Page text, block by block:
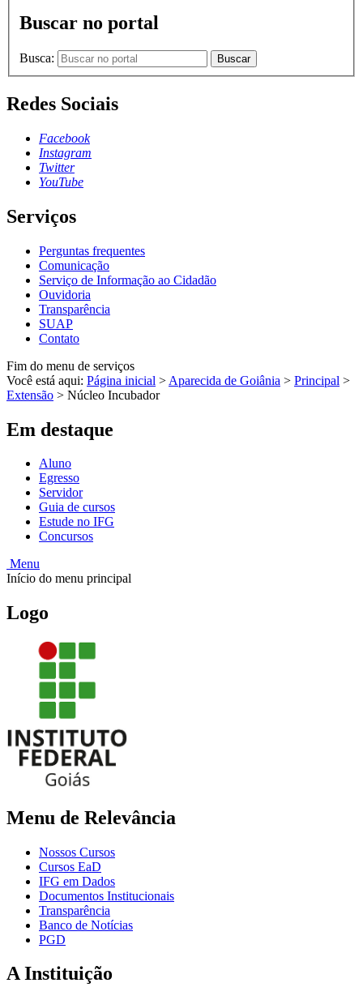
Buscar no portal
Busca: Buscar
Redes Sociais
Facebook
Instagram
Twitter
YouTube
Serviços
Perguntas frequentes
Comunicação
Serviço de Informação ao Cidadão
Ouvidoria
Transparência
SUAP
Contato
Fim do menu de serviços
Você está aqui: Página inicial > Aparecida de Goiânia > Principal >
Extensão > Núcleo Incubador
Em destaque
Aluno
Egresso
Servidor
Guia de cursos
Estude no IFG
Concursos
Menu
Início do menu principal
Logo
Menu de Relevância
Nossos Cursos
Cursos EaD
IFG em Dados
Documentos Institucionais
Transparência
Banco de Notícias
PGD
A Instituição